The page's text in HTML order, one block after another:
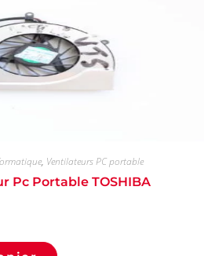
, Ventilateurs PC portable
Pc Portable TOSHIBA